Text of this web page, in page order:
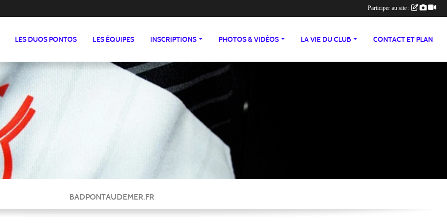
LES DUOS PONTOS LES ÉQUIPES INSCRIPTIONS PHOTOS & VIDÉOS LA VIE DU CLUB CONTACT ET PLAN
BADPONTAUDEMER.FR
Participer au site :